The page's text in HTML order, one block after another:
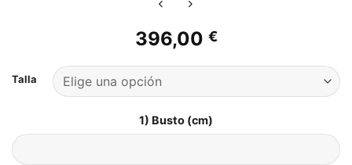
396,00 €
Talla
1) Busto (cm)